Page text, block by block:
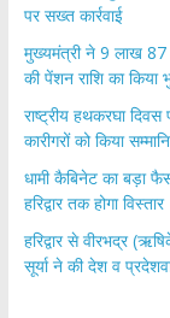
पर सख्त कार्रवाई
मुख्यमंत्री ने 9 लाख 87
की पेंशन राशि का किया
राष्ट्रीय हथकरघा
कारीगरों को किया
​धामी कैबिनेट का बड़ा
हरिद्वार तक होगा विस्तार
​हरिद्वार से वीरभद्र
सूर्या ने की देश व